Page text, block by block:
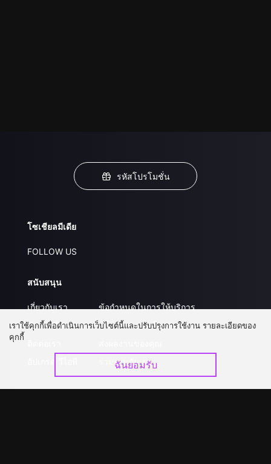
รหัสโปรโมชั่น
โซเชียลมีเดีย
FOLLOW US
สนับสนุน
เกี่ยวกับเรา
คำถามที่พบบ่อย
ข้อกำหนดในการให้บริการ
นโยบายความเป็นส่วนตัว
ร่วมงานกับเรา
เราใช้คุกกี้เพื่อดำเนินการเว็บไซต์นี้และปรับปรุงการใช้งาน รายละเอียดของ
คุกกี้
ฉันยอมรับ